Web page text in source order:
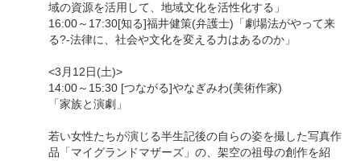
域の資源を活用して、地域文化を活性化する」
16:00～17:30[知る]福井健策(弁護士)「劇場法がやって来
る?-法律に、社会や文化を変える力はあるのか」
<3月12日(土)>
14:00～15:30 [つながる]やなぎみわ(美術作家)
「家族と演劇」
若い女性たちが演じる半生記後の自らの姿を撮した写真作
品「マイグランドマザーズ」の、架空の祖母の創作を紹